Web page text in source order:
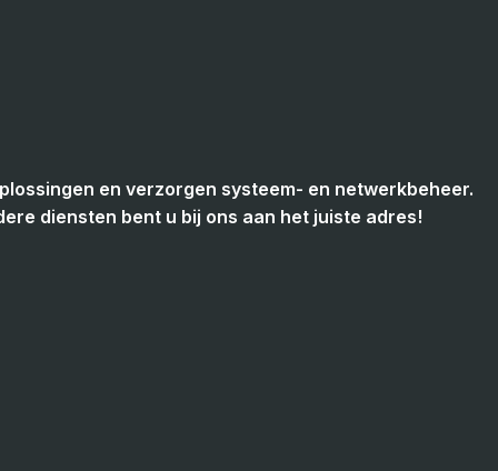
en verzorgen systeem- en netwerkbeheer.
diensten bent u bij ons aan het juiste adres!